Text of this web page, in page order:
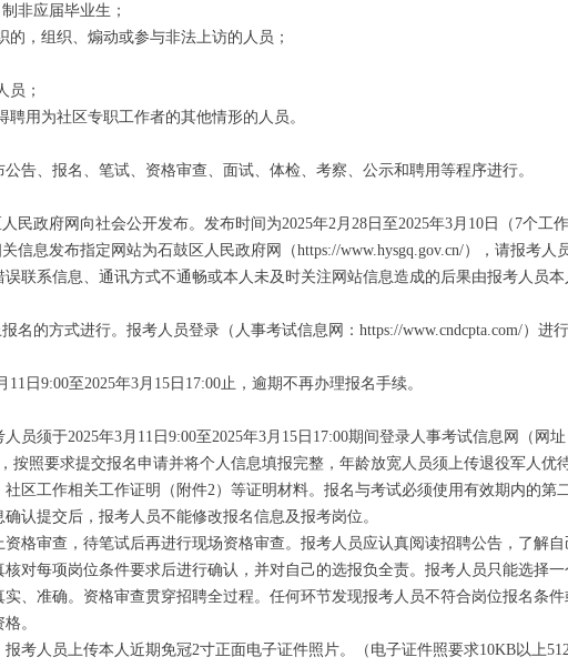
应届毕业生；
，组织、煽动或参与非法上访的人员；
；
用为社区专职工作者的其他情形的人员。
、报名、笔试、资格审查、面试、体检、考察、公示和聘用等程序进行。
政府网向社会公开发布。发布时间为2025年2月28日至2025年3月10日（7个工作
息发布指定网站为石鼓区人民政府网（https://www.hysgq.gov.cn/），请报考人
联系信息、通讯方式不通畅或本人未及时关注网站信息造成的后果由报考人员本
的方式进行。报考人员登录（人事考试信息网：https://www.cndcpta.com/）进
日9:00至2025年3月15日17:00止，逾期不再办理报名手续。
须于2025年3月11日9:00至2025年3月15日17:00期间登录人事考试信息网（网址
，按照要求提交报名申请并将个人信息填报完整，年龄放宽人员须上传退役军人优
区工作相关工作证明（附件2）等证明材料。报名与考试必须使用有效期内的第
认提交后，报考人员不能修改报名信息及报考岗位。
审查，待笔试后再进行现场资格审查。报考人员应认真阅读招聘公告，了解自
核对每项岗位条件要求后进行确认，并对自己的选报负全责。报考人员只能选择
、准确。资格审查贯穿招聘全过程。任何环节发现报考人员不符合岗位报名条
。
人员上传本人近期免冠2寸正面电子证件照片。（电子证件照要求10KB以上